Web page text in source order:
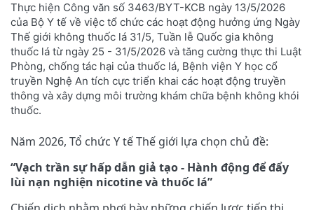
Thực hiện Công văn số 3463/BYT-KCB ngày 13/5/2026
của Bộ Y tế về việc tổ chức các hoạt động hưởng ứng Ngày
Thế giới không thuốc lá 31/5, Tuần lễ Quốc gia không
thuốc lá từ ngày 25 - 31/5/2026 và tăng cường thực thi Luật
Phòng, chống tác hại của thuốc lá, Bệnh viện Y học cổ
truyền Nghệ An tích cực triển khai các hoạt động truyền
thông và xây dựng môi trường khám chữa bệnh không khói
thuốc.
Năm 2026, Tổ chức Y tế Thế giới lựa chọn chủ đề:
“Vạch trần sự hấp dẫn giả tạo - Hành động để đẩy
lùi nạn nghiện nicotine và thuốc lá”